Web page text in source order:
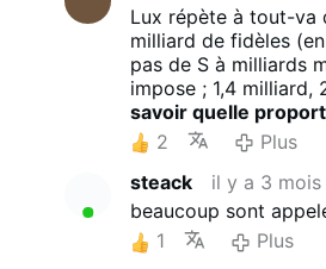
Lux répète à tout-va
milliard de fidèles
pas de S à milliards
impose ; 1,4 milliard,
savoir quelle
assiste à la messe
parallèlement,
fidèles de la FSSPX
mon coin de pays,
tous baptisés, donc
portion minime est
2
Plus
steack
il y a 3 mois
beaucoup sont
1
Plus